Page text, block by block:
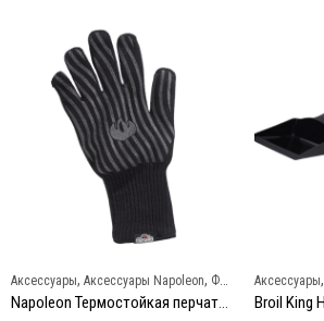
Аксессуары, Аксессуары Napoleon, Фартуки и перчатки
Napoleon Термостойкая перчатка для гриллинга
Аксессуары,